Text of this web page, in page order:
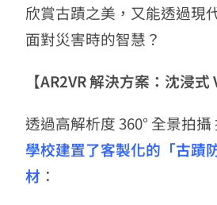
欣賞古蹟之美，又能透過現
面對災害時的智慧？
【AR2VR 解決方案：沈浸式
透過高解析度 360° 全景拍
學校建置了客製化的「古蹟
材 ：